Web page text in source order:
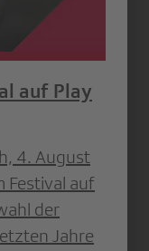
auf Play
4. August
Festival auf
der
Jahre